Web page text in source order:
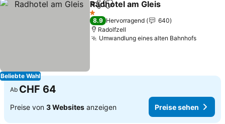
Beliebte Wahl
TeilenZu Favoriten hinzufügen
Radhotel am Gleis
1 Sterne
8.9 Hervorragend
640
Radolfzell
Umwandlung eines alten Bahnhofs
Ab CHF 64
Preise von 3 Websites anzeigen Preise sehen